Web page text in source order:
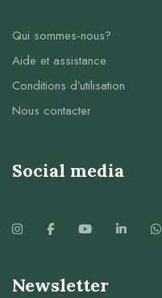
Qui sommes-nous?
Aide et assistance
Conditions d’utilisation
Nous contacter
Social media
Newsletter